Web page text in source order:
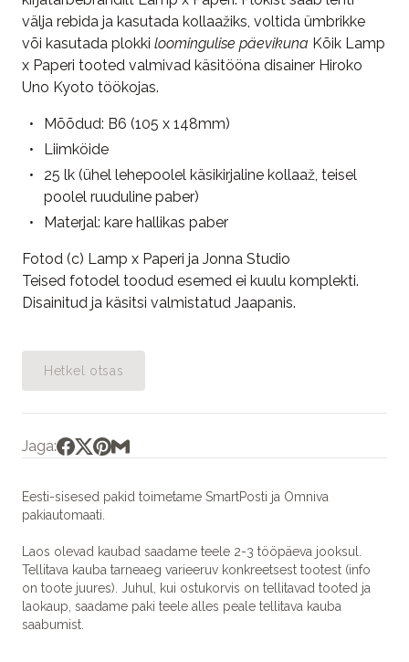
välja rebida ja kasutada kollaažiks, voltida ümbrikke
või kasutada plokki loomingulise päevikuna Kõik Lamp
x Paperi tooted valmivad käsitööna disainer Hiroko
Uno Kyoto töökojas.
Mõõdud: B6 (105 x 148mm)
Liimköide
25 lk (ühel lehepoolel käsikirjaline kollaaž, teisel
poolel ruuduline paber)
Materjal: kare hallikas paber
Fotod (c) Lamp x Paperi ja Jonna Studio
Teised fotodel toodud esemed ei kuulu komplekti.
Disainitud ja käsitsi valmistatud Jaapanis.
Hetkel otsas
Jaga:
Eesti-sisesed pakid toimetame SmartPosti ja Omniva
pakiautomaati.
Laos olevad kaubad saadame teele 2-3 tööpäeva jooksul.
Tellitava kauba tarneaeg varieeruv konkreetsest tootest (info
on toote juures). Juhul, kui ostukorvis on tellitavad tooted ja
laokaup, saadame paki teele alles peale tellitava kauba
saabumist.